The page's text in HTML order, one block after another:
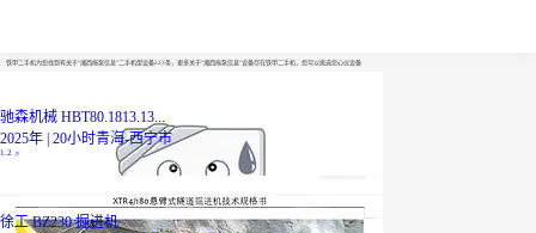
铁甲二手机为您找到有关于“湘西拖泵信息”二手机型设备223条，更多关于“湘西拖泵信息”设备尽在铁甲二手机，您可以挑选您心仪设备
驰森机械 HBT80.1813.13...
2025年 | 20小时青海-西宁市
1.2 万
徐工 BZ230 掘进机